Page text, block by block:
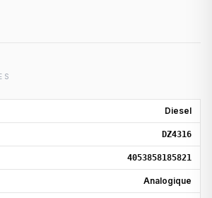
Diesel
DZ4316
4053858185821
Analogique